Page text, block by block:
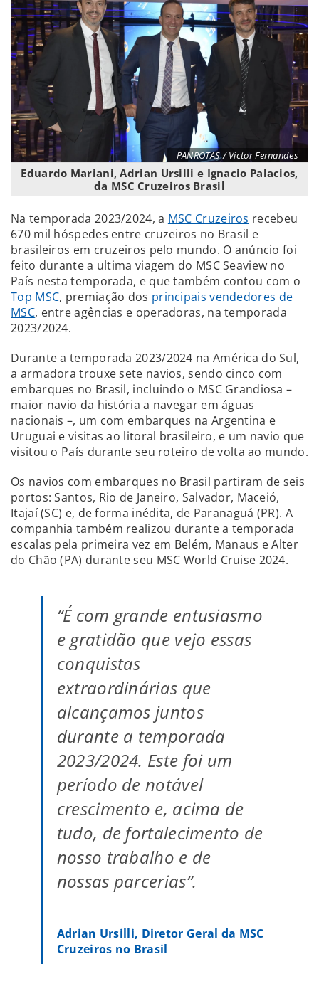
PANROTAS / Victor Fernandes
Eduardo Mariani, Adrian Ursilli e Ignacio Palacios,
da MSC Cruzeiros Brasil
Na temporada 2023/2024, a MSC Cruzeiros recebeu
670 mil hóspedes entre cruzeiros no Brasil e
brasileiros em cruzeiros pelo mundo. O anúncio foi
feito durante a ultima viagem do MSC Seaview no
País nesta temporada, e que também contou com o
Top MSC, premiação dos principais vendedores de
MSC, entre agências e operadoras, na temporada
2023/2024.
Durante a temporada 2023/2024 na América do Sul,
a armadora trouxe sete navios, sendo cinco com
embarques no Brasil, incluindo o MSC Grandiosa –
maior navio da história a navegar em águas
nacionais –, um com embarques na Argentina e
Uruguai e visitas ao litoral brasileiro, e um navio que
visitou o País durante seu roteiro de volta ao mundo.
Os navios com embarques no Brasil partiram de seis
portos: Santos, Rio de Janeiro, Salvador, Maceió,
Itajaí (SC) e, de forma inédita, de Paranaguá (PR). A
companhia também realizou durante a temporada
escalas pela primeira vez em Belém, Manaus e Alter
do Chão (PA) durante seu MSC World Cruise 2024.
“É com grande entusiasmo
e gratidão que vejo essas
conquistas
extraordinárias que
alcançamos juntos
durante a temporada
2023/2024. Este foi um
período de notável
crescimento e, acima de
tudo, de fortalecimento de
nosso trabalho e de
nossas parcerias”.
Adrian Ursilli, Diretor Geral da MSC
Cruzeiros no Brasil